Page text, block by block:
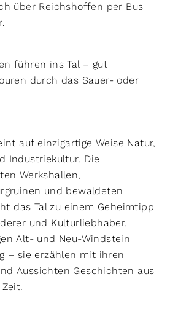
über Reichshoffen per Bus
führen ins Tal – gut
durch das Sauer- oder
auf einzigartige Weise Natur,
Industriekultur. Die
Werkshallen,
und bewaldeten
das Tal zu einem Geheimtipp
und Kulturliebhaber.
Alt- und Neu-Windstein
– sie erzählen mit ihren
Aussichten Geschichten aus